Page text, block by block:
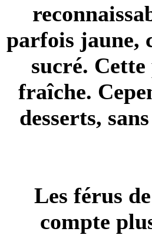
parfois jaune,
sucré.
fraîche.
desserts,
Les férus
compte